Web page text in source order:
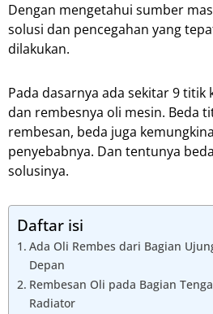
Dengan mengetahui sumber
solusi dan pencegahan yang
dilakukan.
Pada dasarnya ada sekitar 9 titik
dan rembesnya oli mesin. Beda
rembesan, beda juga
penyebabnya. Dan tentunya
solusinya.
Daftar isi
Ada Oli Rembes dari Bagian
Depan
Rembesan Oli pada Bagian
Radiator